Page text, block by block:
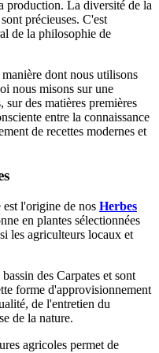
production. La diversité de la
précieuses. C'est
de la philosophie de
dont nous utilisons
nous misons sur une
sur des matières premières
entre la connaissance
de recettes modernes et
l'origine de nos Herbes
en plantes sélectionnées
les agriculteurs locaux et
des Carpates et sont
forme d'approvisionnement
de l'entretien du
de la nature.
agricoles permet de